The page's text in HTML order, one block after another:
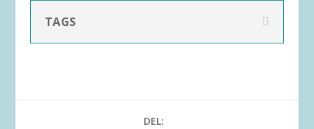
TAGS
DEL: